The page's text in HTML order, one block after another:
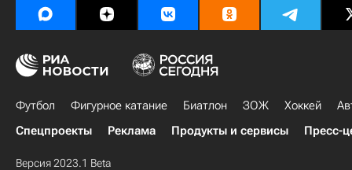
Футбол Фигурное катание Биатлон ЗОЖ Хоккей
Спецпроекты
Реклама Продукты и сервисы Пресс-
Версия 2023.1 Beta